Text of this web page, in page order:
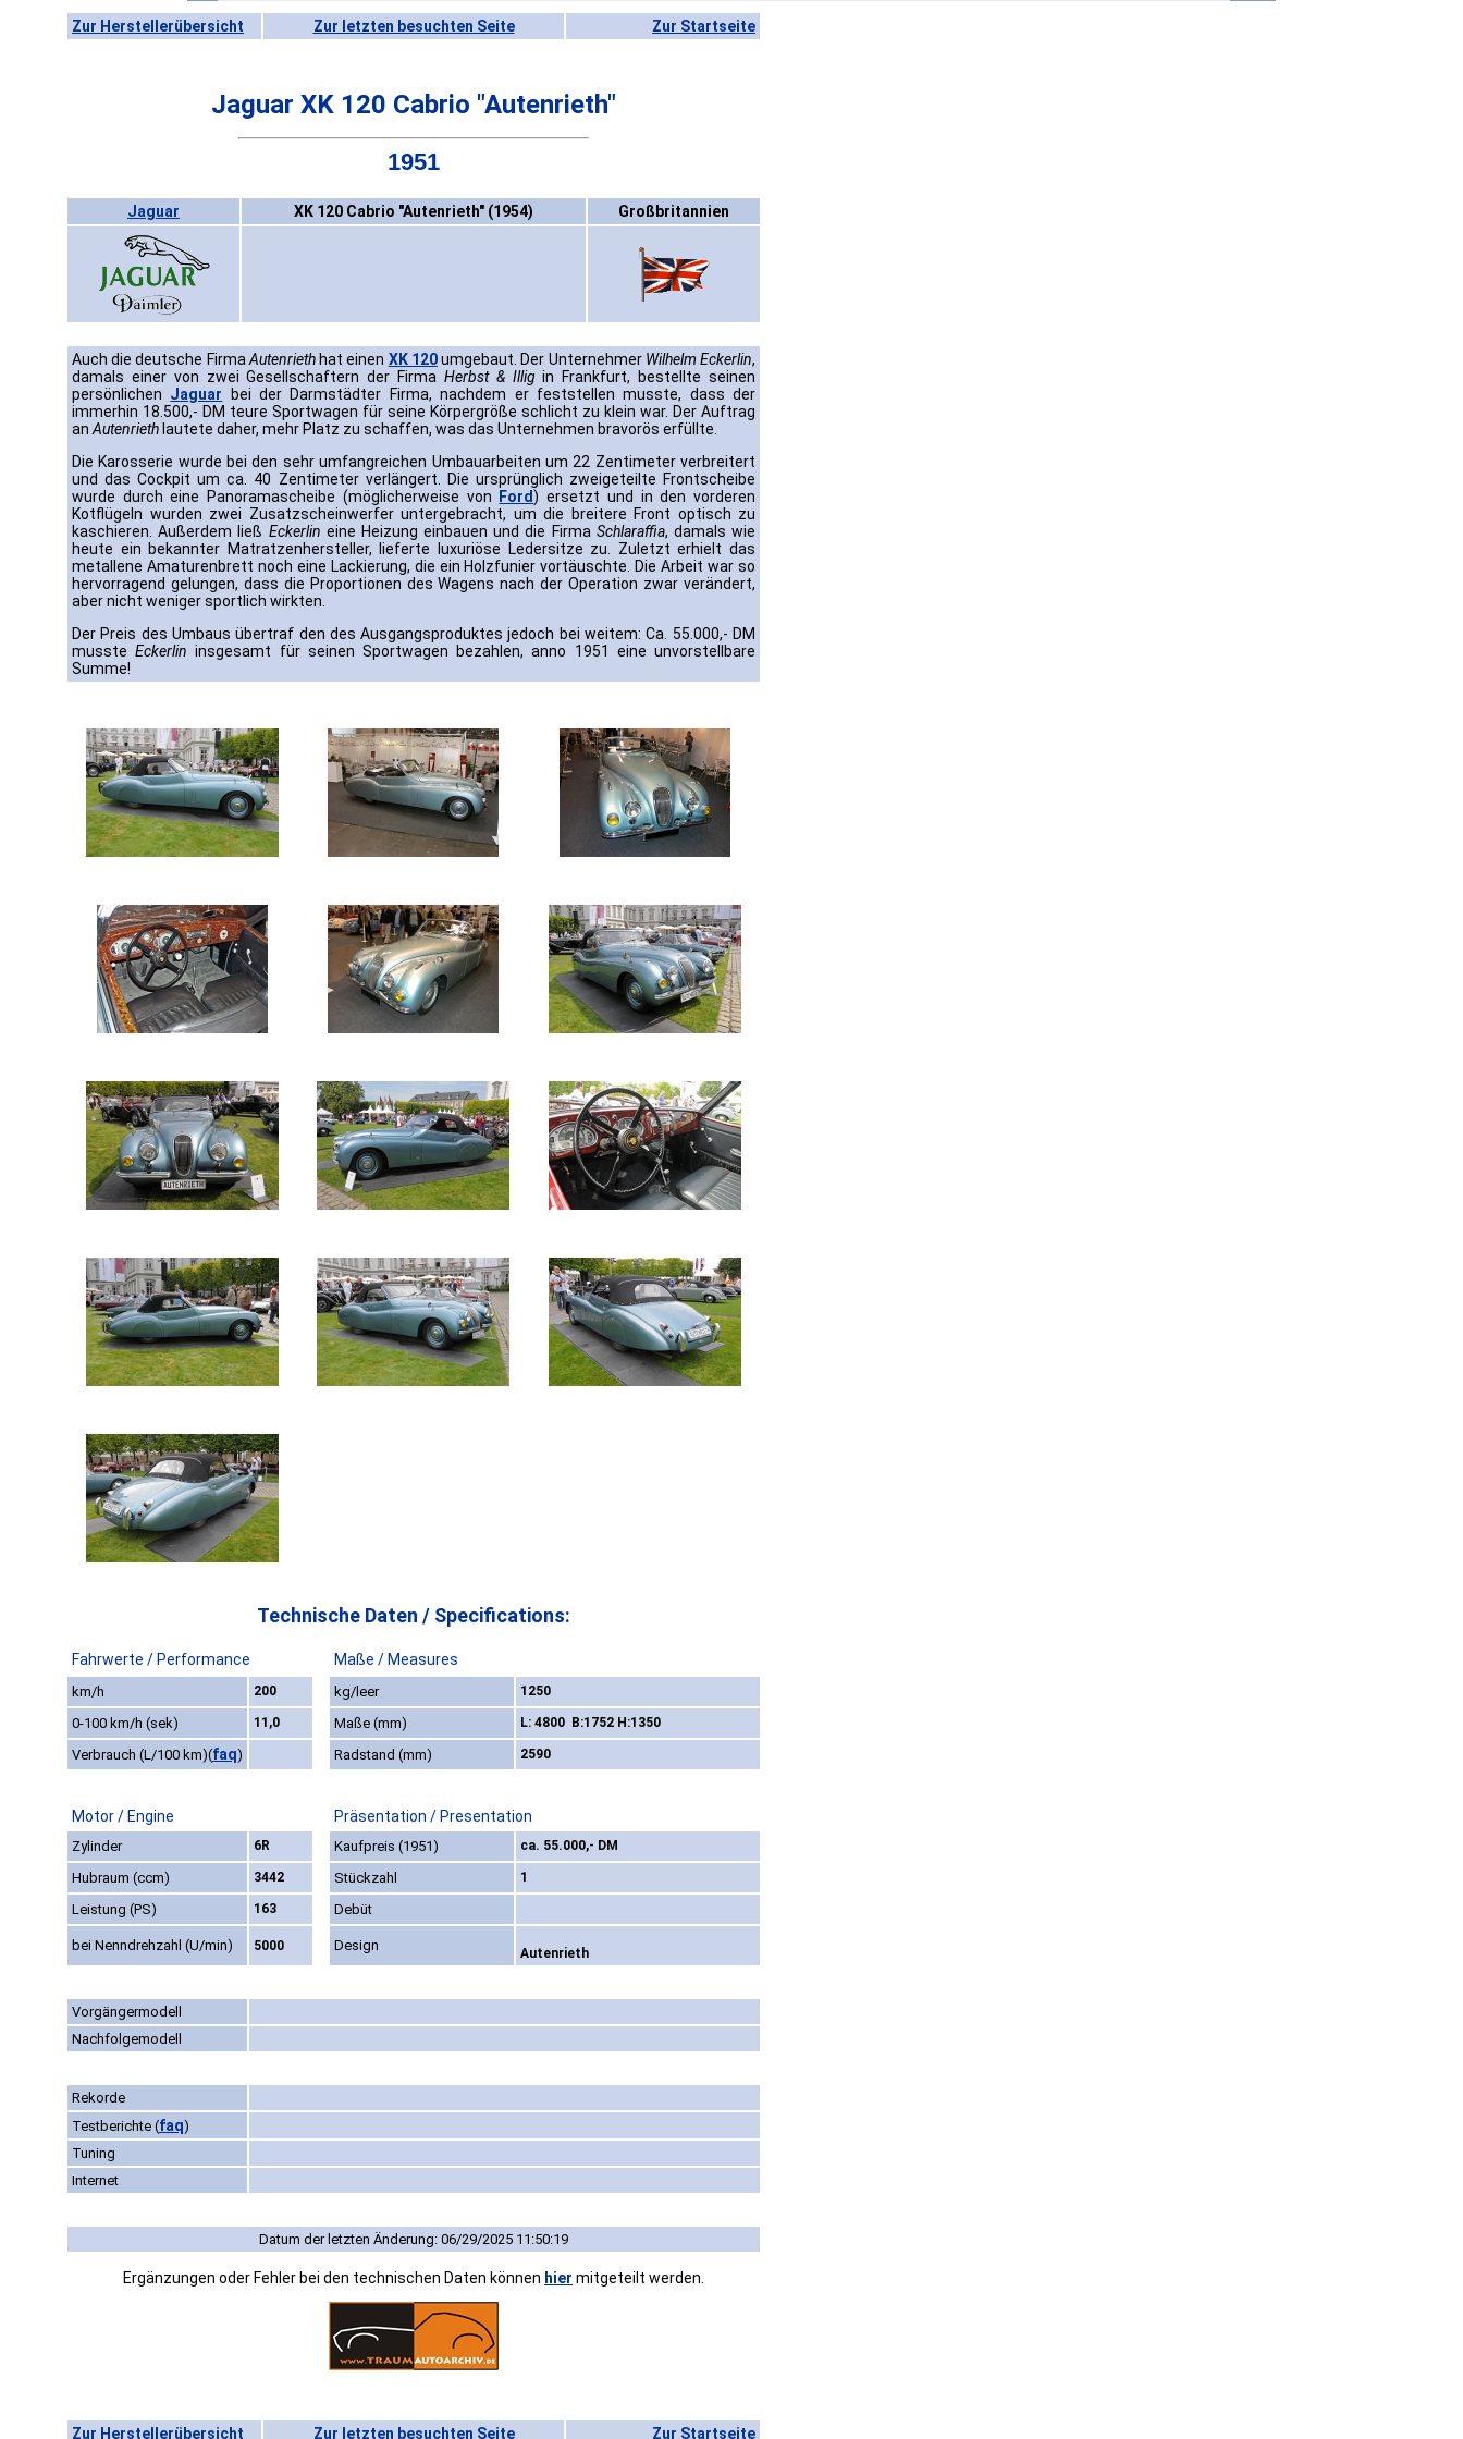
Zur Herstellerübersicht Zur letzten besuchten Seite Zur Startseite
Jaguar XK 120 Cabrio "Autenrieth"
1951
Jaguar XK 120 Cabrio "Autenrieth" (1954) Großbritannien
Auch die deutsche Firma Autenriethhat einen XK 120umgebaut. Der Unternehmer Wilhelm Eckerlin,
damals einer von zwei Gesellschaftern der Firma Herbst & Illigin Frankfurt, bestellte seinen
persönlichen Jaguar bei der Darmstädter Firma, nachdem er feststellen musste, dass der
immerhin 18.500,- DM teure Sportwagen für seine Körpergröße schlicht zu klein war. Der Auftrag
an Autenrieth lautete daher, mehr Platz zu schaffen, was das Unternehmen bravorös erfüllte.
Die Karosserie wurde bei den sehr umfangreichen Umbauarbeiten um 22 Zentimeter verbreitert
und das Cockpit um ca. 40 Zentimeter verlängert. Die ursprünglich zweigeteilte Frontscheibe
wurde durch eine Panoramascheibe (möglicherweise von
Ford) ersetzt und in den vorderen
Kotflügeln wurden zwei Zusatzscheinwerfer untergebracht, um die breitere Front optisch zu
kaschieren. Außerdem ließ Eckerlin eine Heizung einbauen und die Firma Schlaraffia, damals wie
heute ein bekannter Matratzenhersteller, lieferte luxuriöse Ledersitze zu. Zuletzt erhielt das
metallene Amaturenbrett noch eine Lackierung, die ein Holzfunier vortäuschte. Die Arbeit war so
hervorragend gelungen, dass die Proportionen des Wagens nach der Operation zwar verändert,
aber nicht weniger sportlich wirkten.
Der Preis des Umbaus übertraf den des Ausgangsproduktes jedoch bei weitem: Ca. 55.000,- DM
mussteEckerlin insgesamt für seinen Sportwagen bezahlen, anno 1951 eine unvorstellbare
Summe!
Technische Daten / Specifications:
Fahrwerte / Performance Maße / Measures
km/h 200 kg/leer 1250
0-100 km/h (sek) 11,0 Maße (mm) L: 4800 B:1752 H:1350
Verbrauch (L/100 km)(faq) Radstand (mm) 2590
Motor / Engine Präsentation / Presentation
Zylinder 6R Kaufpreis (1951) ca. 55.000,- DM
Hubraum (ccm) 3442 Stückzahl 1
Leistung (PS) 163 Debüt
bei Nenndrehzahl (U/min) 5000 Design Autenrieth
Vorgängermodell
Nachfolgemodell
Rekorde
Testberichte (faq)
Tuning
Internet
Datum der letzten Änderung: 06/29/2025 11:50:19
Ergänzungen oder Fehler bei den technischen Daten können hier mitgeteilt werden.
Zur Herstellerübersicht Zur letzten besuchten Seite Zur Startseite